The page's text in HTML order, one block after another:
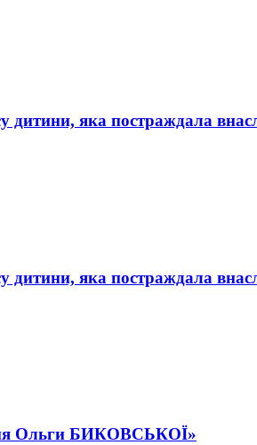
яка постраждала
яка постраждала
Ольги БИКОВСЬКОЇ»